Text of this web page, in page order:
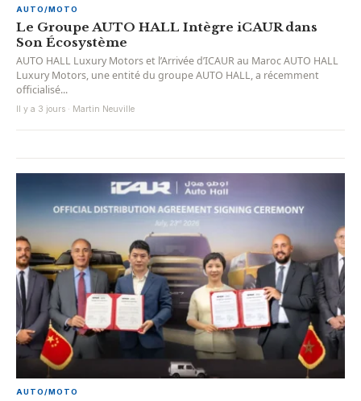
AUTO/MOTO
Le Groupe AUTO HALL Intègre iCAUR dans
Son Écosystème
AUTO HALL Luxury Motors et l’Arrivée d’ICAUR au Maroc AUTO HALL
Luxury Motors, une entité du groupe AUTO HALL, a récemment
officialisé...
Il y a 3 jours · Martin Neuville
AUTO/MOTO